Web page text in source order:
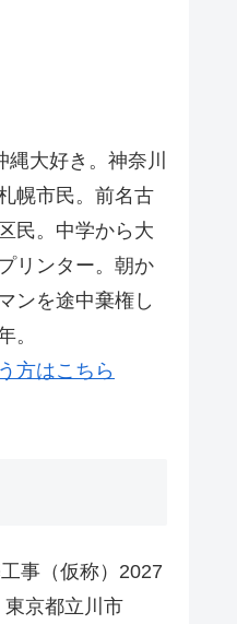
大好き。神奈川
幌市民。前名古
民。中学から大
リンター。朝か
ンを途中棄権し
。
方はこちら
事（仮称）2027
京都立川市